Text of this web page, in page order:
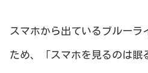
スマホから出ているブルーラ
ため、「スマホを見るのは眠